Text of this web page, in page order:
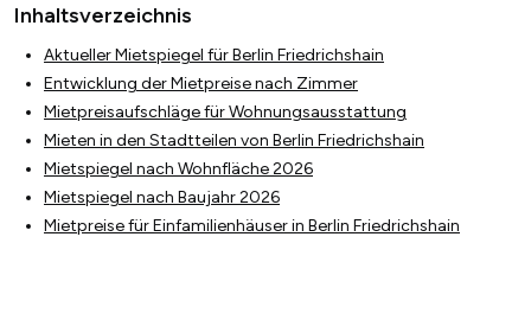
Inhaltsverzeichnis
Aktueller Mietspiegel für Berlin Friedrichshain
Entwicklung der Mietpreise nach Zimmer
Mietpreisaufschläge für Wohnungsausstattung
Mieten in den Stadtteilen von Berlin Friedrichshain
Mietspiegel nach Wohnfläche 2026
Mietspiegel nach Baujahr 2026
Mietpreise für Einfamilienhäuser in Berlin Friedrichshain